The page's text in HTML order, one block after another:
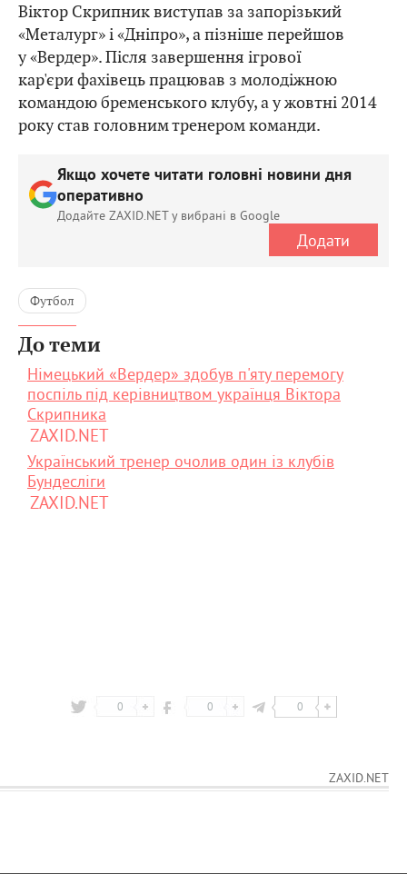
Віктор Скрипник виступав за запорізький
«Металург» і «Дніпро», а пізніше перейшов
у «Вердер». Після завершення ігрової
кар'єри фахівець працював з молодіжною
командою бременського клубу, а у жовтні 2014
року став головним тренером команди.
Якщо хочете читати головні новини дня
оперативно
Додайте ZAXID.NET у вибрані в Google
Додати
Футбол
До теми
Німецький «Вердер» здобув п'яту перемогу
поспіль під керівництвом українця Віктора
Скрипника
ZAXID.NET
Український тренер очолив один із клубів
Бундесліги
ZAXID.NET
0 0 0
ZAXID.NET